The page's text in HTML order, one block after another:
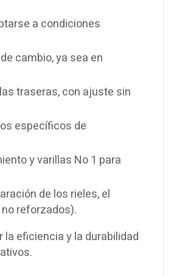
a condiciones
cambio, ya sea en
traseras, con ajuste sin
específicos de
y varillas No 1 para
de los rieles, el
reforzados).
eficiencia y la durabilidad